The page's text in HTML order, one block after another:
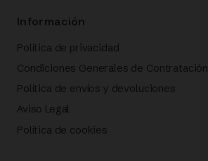
Información
Política de privacidad
Condiciones Generales de Contratación
Política de envíos y devoluciones
Aviso Legal
Política de cookies